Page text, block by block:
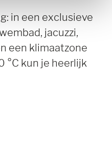
in een exclusieve
jacuzzi,
een klimaatzone
°C kun je heerlijk